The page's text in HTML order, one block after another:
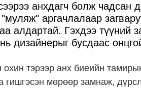
анхдагч болж чадсан
аргачлалаар
алдартай. Гэхдээ түүний
дизайнерыг бусдаас
тэрээр анх биеийн
мөрөөр замнаж,